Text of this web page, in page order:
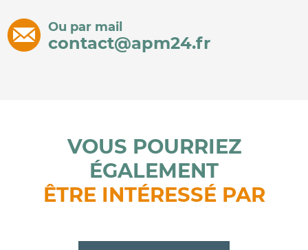
Ou par mail
contact@apm24.fr
VOUS POURRIEZ
ÉGALEMENT
ÊTRE INTÉRESSÉ PAR